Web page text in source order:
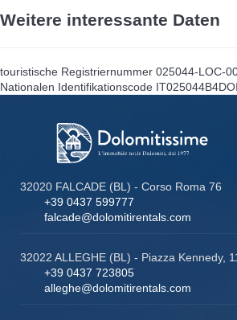
Weitere interessante Daten
touristische Registriernummer 025044-LOC-
Nationalen Identifikationscode
32020 FALCADE (BL) - Corso Roma 76
+39 0437 599777
falcade@dolomitirentals.com
32022 ALLEGHE (BL) - Piazza Kennedy,
+39 0437 723805
alleghe@dolomitirentals.com